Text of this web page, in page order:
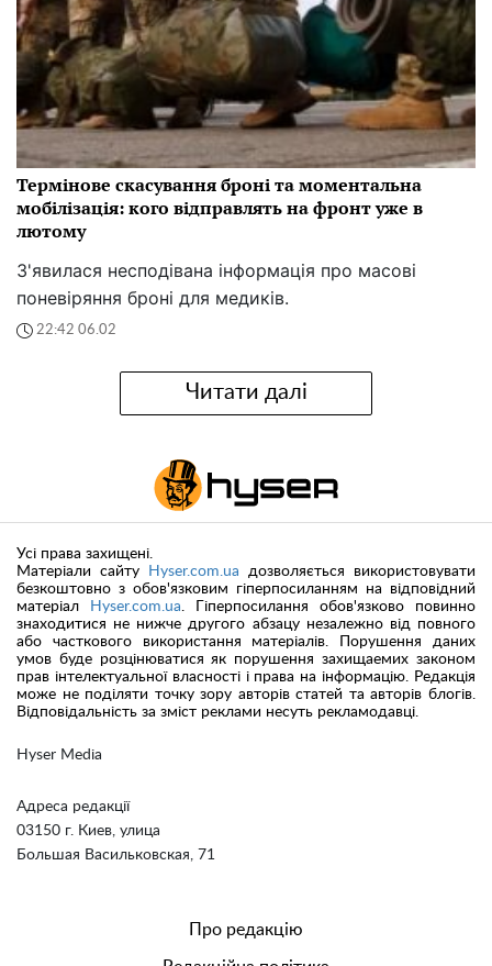
Термінове скасування броні та моментальна
мобілізація: кого відправлять на фронт уже в
лютому
З'явилася несподівана інформація про масові
поневіряння броні для медиків.
22:42 06.02
Читати далі
Hyser Media
Адреса редакції
03150 г. Киев, улица
Большая Васильковская, 71
Усі права захищені.
Матеріали сайту
Hyser.com.ua дозволяється використовувати
безкоштовно з обов'язковим гіперпосиланням на відповідний
матеріал
Hyser.com.ua . Гіперпосилання обов'язково повинно
знаходитися не нижче другого абзацу незалежно від повного
або часткового використання матеріалів. Порушення даних
умов буде розцінюватися як порушення захищаемих законом
прав інтелектуальної власності і права на інформацію. Редакція
може не поділяти точку зору авторів статей та авторів блогів.
Відповідальність за зміст реклами несуть рекламодавці.
Про редакцію